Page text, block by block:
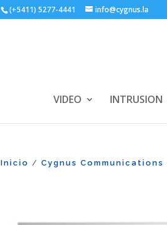
(+5411) 5277-4441 info@cygnus.la
VIDEO INTRUSION
Inicio /Cygnus Communications